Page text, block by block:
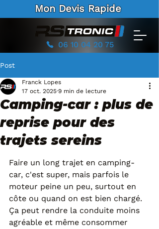
Mon Devis Rapide
06 10 04 20 75
Post
Camping-car : plus de
reprise pour des
trajets sereins
Franck Lopes
17 oct. 2025 9 min de lecture
Faire un long trajet en camping-
car, c'est super, mais parfois le
moteur peine un peu, surtout en
côte ou quand on est bien chargé.
Ça peut rendre la conduite moins
agréable et même consommer